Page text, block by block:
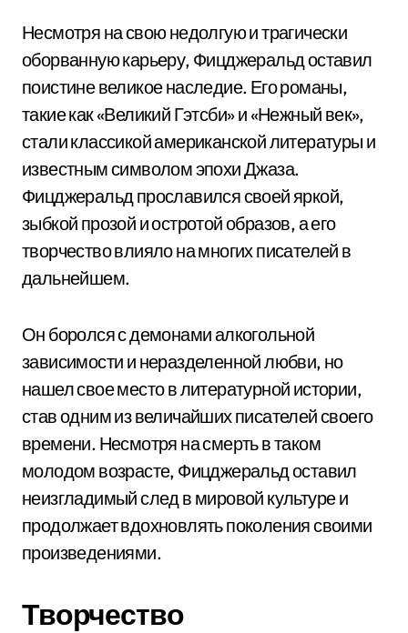
Несмотря на свою недолгую и трагически
оборванную карьеру, Фицджеральд оставил
поистине великое наследие. Его романы,
такие как «Великий Гэтсби» и «Нежный век»,
стали классикой американской литературы и
известным символом эпохи Джаза.
Фицджеральд прославился своей яркой,
зыбкой прозой и остротой образов, а его
творчество влияло на многих писателей в
дальнейшем.
Он боролся с демонами алкогольной
зависимости и неразделенной любви, но
нашел свое место в литературной истории,
став одним из величайших писателей своего
времени. Несмотря на смерть в таком
молодом возрасте, Фицджеральд оставил
неизгладимый след в мировой культуре и
продолжает вдохновлять поколения своими
произведениями.
Творчество